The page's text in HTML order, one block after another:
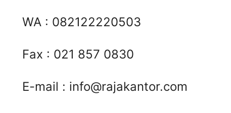
WA : 082122220503
Fax : 021 857 0830
E-mail : info@rajakantor.com